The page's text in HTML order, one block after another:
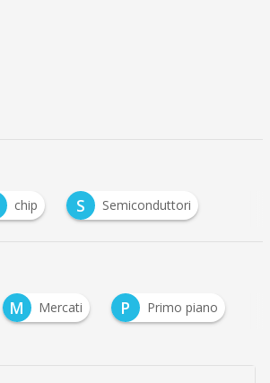
chip S Semiconduttori
M Mercati P Primo piano